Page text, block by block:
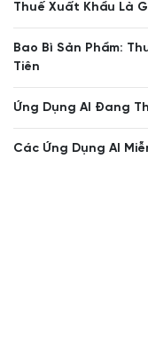
Thuế Xuất Khẩu Là
Bao Bì Sản Phẩm:
Tiên
Ứng Dụng AI Đang
Các Ứng Dụng AI